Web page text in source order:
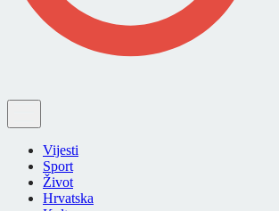
Vijesti
Sport
Život
Hrvatska